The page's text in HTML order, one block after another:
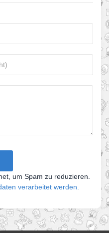
um Spam zu reduzieren.
verarbeitet werden.